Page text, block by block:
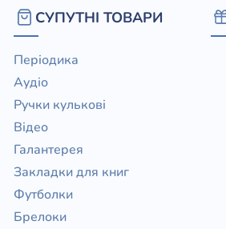
СУПУТНІ ТОВАРИ
Періодика
Аудіо
Ручки кулькові
Відео
Галантерея
Закладки для книг
Футболки
Брелоки